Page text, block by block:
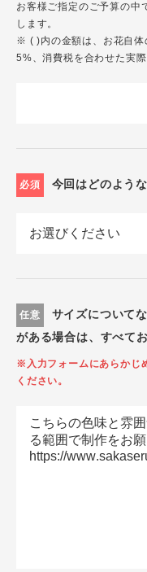
お客様ご指定のご予算の中
します。
※ ( )内の金額は、お花自体
5%、消費税を合わせた実
必須 今回はどのよう
任意
サイズについて
がある場合は、すべて
※入力フォームにあらかじ
ください。